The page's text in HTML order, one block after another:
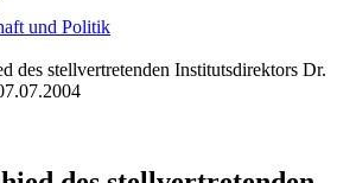
und Politik
des stellvertretenden Institutsdirektors Dr.